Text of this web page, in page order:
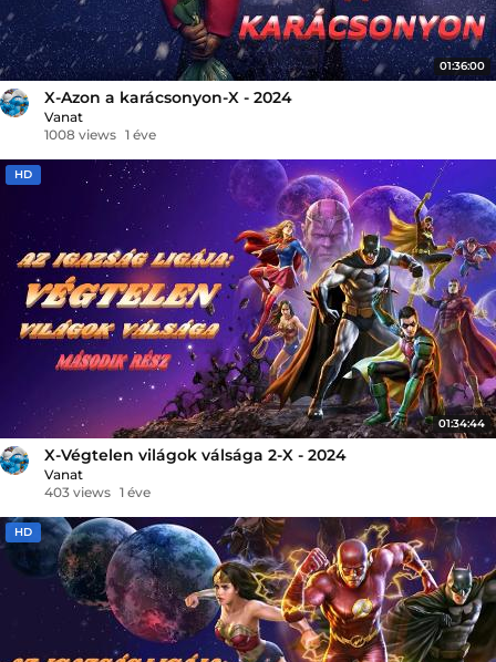
01:36:00
X-Azon a karácsonyon-X - 2024
Vanat
1008 views 1 éve
HD
01:34:44
X-Végtelen világok válsága 2-X - 2024
Vanat
403 views 1 éve
HD